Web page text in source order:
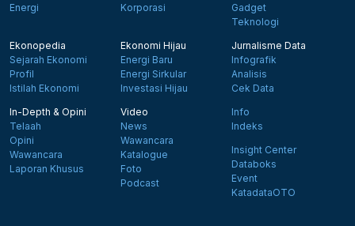
Energi
Korporasi
Gadget
Teknologi
Ekonopedia
Sejarah Ekonomi
Profil
Istilah Ekonomi
Ekonomi Hijau
Energi Baru
Energi Sirkular
Investasi Hijau
Jurnalisme Data
Infografik
Analisis
Cek Data
In-Depth & Opini
Telaah
Opini
Wawancara
Laporan Khusus
Video
News
Wawancara
Katalogue
Foto
Podcast
Info
Indeks
Insight Center
Databoks
Event
KatadataOTO